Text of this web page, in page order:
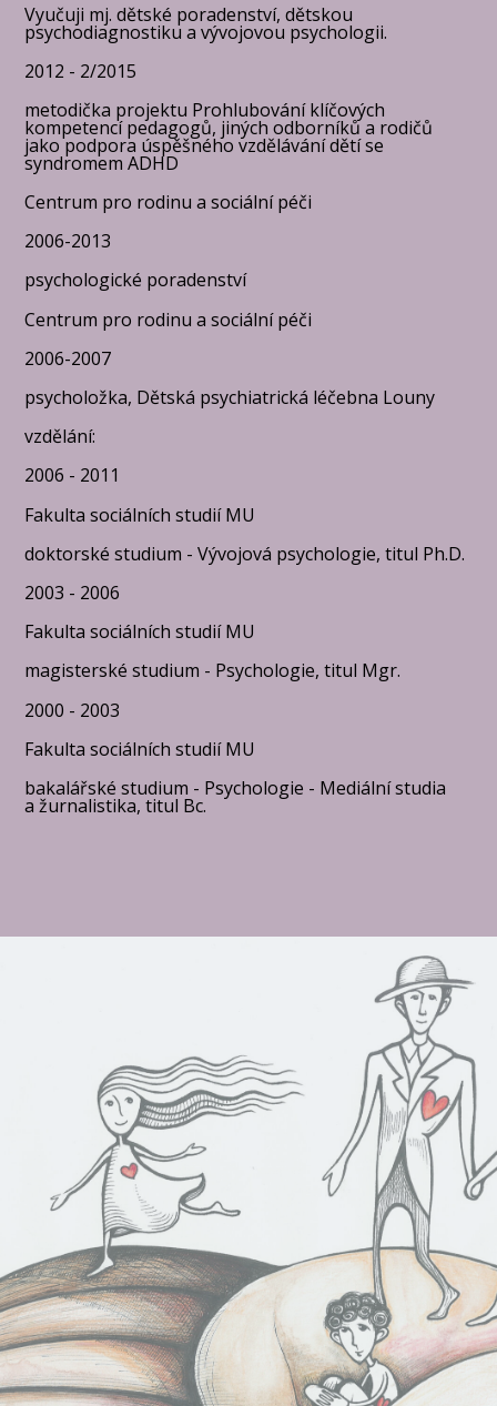
Vyučuji mj. dětské poradenství, dětskou
psychodiagnostiku a vývojovou psychologii.
2012 - 2/2015
metodička projektu Prohlubování klíčových
kompetencí pedagogů, jiných odborníků a rodičů
jako podpora úspěšného vzdělávání dětí se
syndromem ADHD
Centrum pro rodinu a sociální péči
2006-2013
psychologické poradenství
Centrum pro rodinu a sociální péči
2006-2007
psycholožka, Dětská psychiatrická léčebna Louny
vzdělání:
​2006 - 2011
Fakulta sociálních studií MU
doktorské studium - Vývojová psychologie, titul Ph.D.
​2003 - 2006
Fakulta sociálních studií MU
magisterské studium - Psychologie, titul Mgr.
2000 - 2003
Fakulta sociálních studií MU
bakalářské studium - Psychologie - Mediální studia
a žurnalistika, titul Bc.